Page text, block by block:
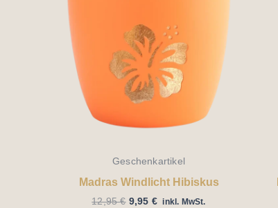
Geschenkartikel
Madras Windlicht Hibiskus
12,95€ 9,95 € inkl. MwSt.